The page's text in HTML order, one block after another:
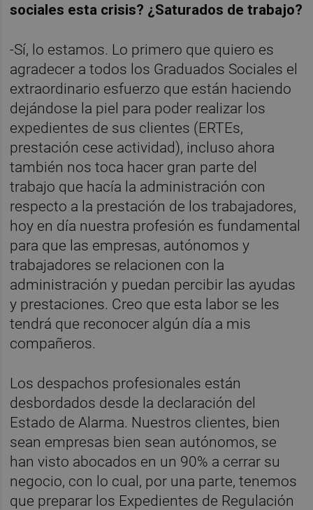
sociales esta crisis? ¿Saturados de trabajo?
-Sí, lo estamos. Lo primero que quiero es
agradecer a todos los Graduados Sociales el
extraordinario esfuerzo que están haciendo
dejándose la piel para poder realizar los
expedientes de sus clientes (ERTEs,
prestación cese actividad), incluso ahora
también nos toca hacer gran parte del
trabajo que hacía la administración con
respecto a la prestación de los trabajadores,
hoy en día nuestra profesión es fundamental
para que las empresas, autónomos y
trabajadores se relacionen con la
administración y puedan percibir las ayudas
y prestaciones. Creo que esta labor se les
tendrá que reconocer algún día a mis
compañeros.
Los despachos profesionales están
desbordados desde la declaración del
Estado de Alarma. Nuestros clientes, bien
sean empresas bien sean autónomos, se
han visto abocados en un 90% a cerrar su
negocio, con lo cual, por una parte, tenemos
que preparar los Expedientes de Regulación